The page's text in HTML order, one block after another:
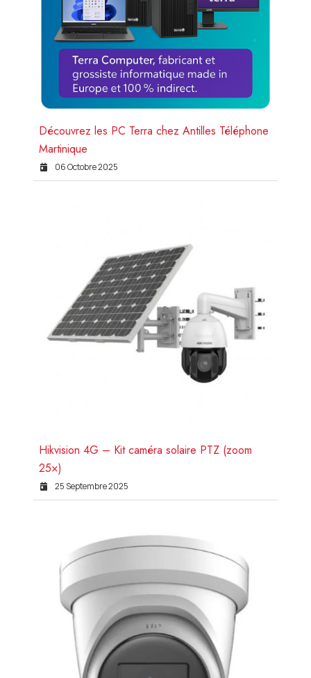
Découvrez les PC Terra chez Antilles Téléphone
Martinique
06 Octobre 2025
Hikvision 4G – Kit caméra solaire PTZ (zoom
25×)
25 Septembre 2025